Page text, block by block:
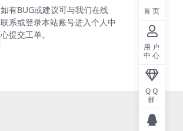
如有BUG或建议可与我们在线
联系或登录本站账号进入个人中
心提交工单。
首页
用户
中心
QQ
群